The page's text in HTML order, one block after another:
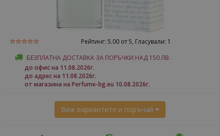
Рейтинг: 5.00от 5, Гласували: 1
БЕЗПЛАТНА ДОСТАВКА ЗА ПОРЪЧКИ НАД 150 ЛВ.
до офис на 11.08.2026г.
до адрес на 11.08.2026г.
от магазина на Perfume-bg.eu 10.08.2026г.
Виж вариантите и поръчай